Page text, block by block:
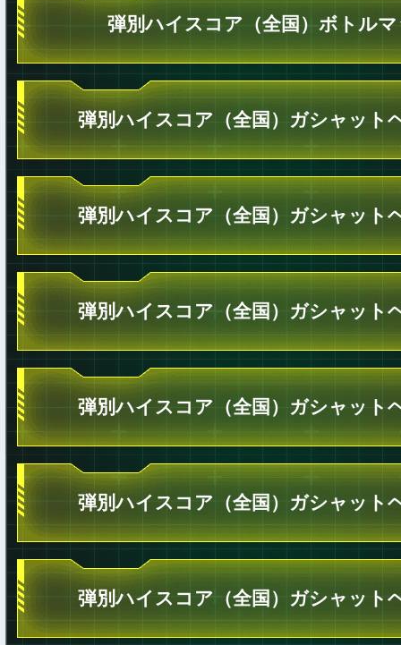
弾別ハイスコア（全国）ボトル
弾別ハイスコア（全国）ガシャット
弾別ハイスコア（全国）ガシャット
弾別ハイスコア（全国）ガシャット
弾別ハイスコア（全国）ガシャット
弾別ハイスコア（全国）ガシャット
弾別ハイスコア（全国）ガシャット